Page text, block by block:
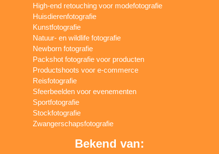
High-end retouching voor modefotografie
Huisdierenfotografie
Kunstfotografie
Natuur- en wildlife fotografie
Newborn fotografie
Packshot fotografie voor producten
Productshoots voor e-commerce
Reisfotografie
Sfeerbeelden voor evenementen
Sportfotografie
Stockfotografie
Zwangerschapsfotografie
Bekend van: